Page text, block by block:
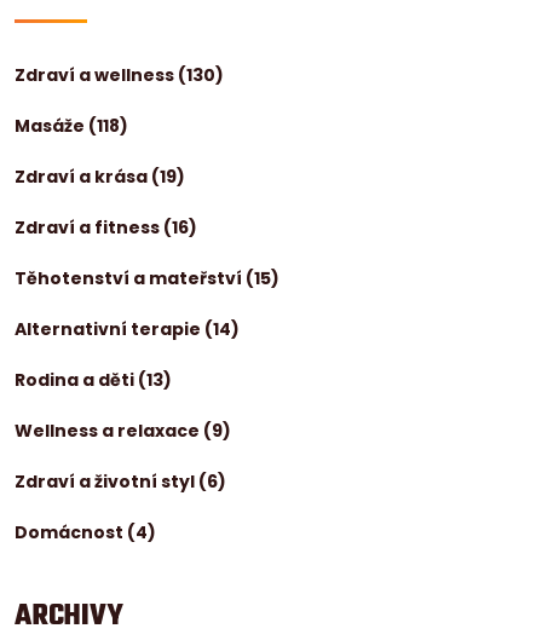
Zdraví a wellness (130)
Masáže (118)
Zdraví a krása (19)
Zdraví a fitness (16)
Těhotenství a mateřství (15)
Alternativní terapie (14)
Rodina a děti (13)
Wellness a relaxace (9)
Zdraví a životní styl (6)
Domácnost (4)
ARCHIVY